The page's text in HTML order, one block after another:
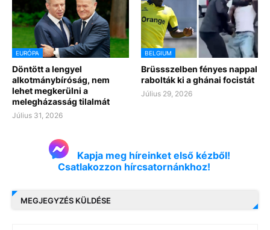
EURÓPA
Döntött a lengyel
alkotmánybíróság, nem
lehet megkerülni a
melegházasság tilalmát
Július 31, 2026
BELGIUM
Brüssszelben fényes nappal
rabolták ki a ghánai focistát
Július 29, 2026
Kapja meg híreinket első kézből!
Csatlakozzon hírcsatornánkhoz!
MEGJEGYZÉS KÜLDÉSE